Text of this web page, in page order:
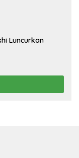
Luncurkan